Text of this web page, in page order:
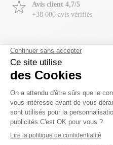
Avis client 4,7/5
+38 000 avis vérifiés
Description Utilisation
Vitamin well boost (500ml)
est
marque Vitamin Well.
Riche envitamineset
avec de lavitamine C, duzinc
du système immunitaire